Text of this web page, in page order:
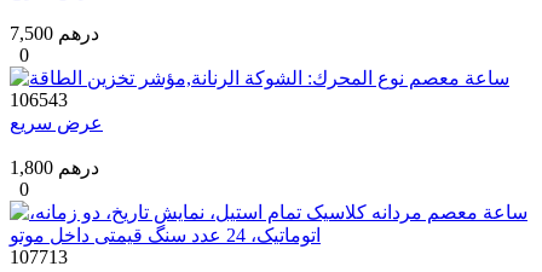
7,500 درهم
0
106543
عرض سريع
1,800 درهم
0
107713